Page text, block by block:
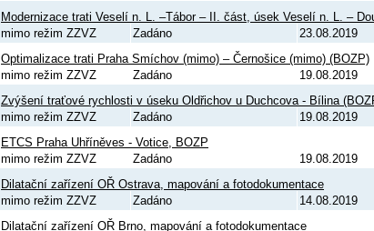
Modernizace trati Veselí n. L. –Tábor – II. část, úsek Veselí n. L. –
mimo režim ZZVZ
Zadáno 23.08.2019
Optimalizace trati Praha Smíchov (mimo) – Černošice (mimo) (BOZP)
mimo režim ZZVZ
Zadáno 19.08.2019
Zvýšení traťové rychlosti v úseku Oldřichov u Duchcova - Bílina
mimo režim ZZVZ
Zadáno 19.08.2019
ETCS Praha Uhříněves - Votice, BOZP
mimo režim ZZVZ
Zadáno 19.08.2019
Dilatační zařízení OŘ Ostrava, mapování a fotodokumentace
mimo režim ZZVZ
Zadáno 14.08.2019
Dilatační zařízení OŘ Brno, mapování a fotodokumentace